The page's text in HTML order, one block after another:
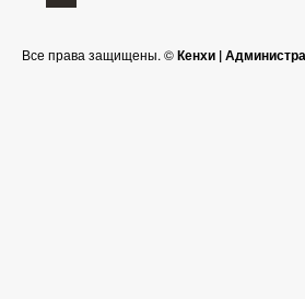
Все права защищены. ©Кенхи |